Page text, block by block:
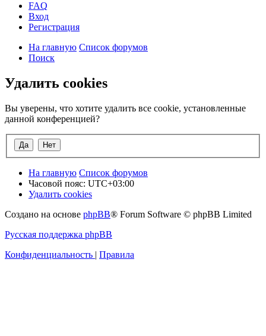
FAQ
Вход
Регистрация
На главную Список форумов
Поиск
Удалить cookies
Вы уверены, что хотите удалить все cookie, установленные
данной конференцией?
На главную Список форумов
Часовой пояс: UTC+03:00
Удалить cookies
Создано на основе phpBB® Forum Software © phpBB Limited
Русская поддержка phpBB
Конфиденциальность | Правила